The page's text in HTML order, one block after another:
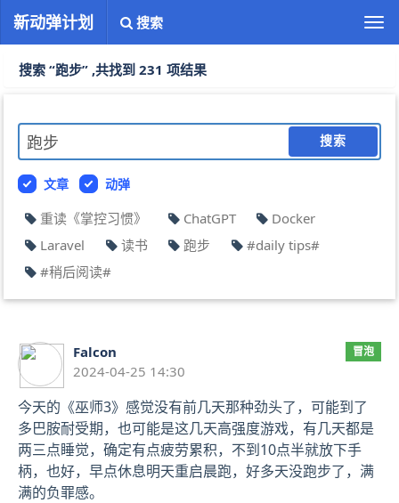
切
换
新动弹计划 搜索
搜索 “跑步” ,共找到 231 项结果
搜索
文章 动弹
重读《掌控习惯》 ChatGPT
Docker
Laravel
读书 跑步
#daily tips#
#稍后阅读#
Falcon
2024-04-25 14:30
冒泡
今天的《巫师3》感觉没有前几天那种劲头了，可能到了
多巴胺耐受期，也可能是这几天高强度游戏，有几天都是
两三点睡觉，确定有点疲劳累积，不到10点半就放下手
柄，也好，早点休息明天重启晨跑，好多天没跑步了，满
满的负罪感。